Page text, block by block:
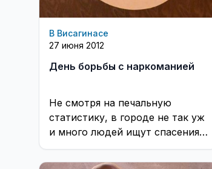
В Висагинасе
27 июня 2012
День борьбы с наркоманией
Не смотря на печальную
статистику, в городе не так уж
и много людей ищут спасения
от наркозависимости. ...